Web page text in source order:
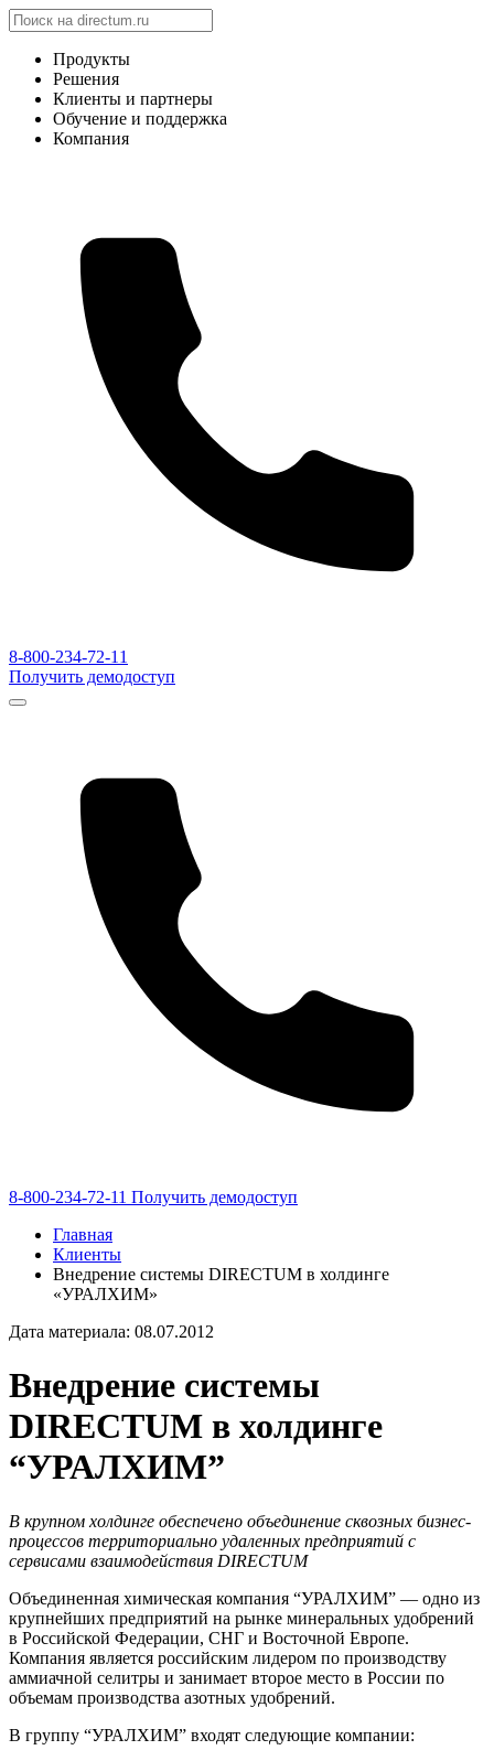
Продукты
Решения
Клиенты и партнеры
Обучение и поддержка
Компания
8-800-234-72-11
Получить демодоступ
8-800-234-72-11 Получить демодоступ
Главная
Клиенты
Внедрение системы DIRECTUM в холдинге
«УРАЛХИМ»
Дата материала: 08.07.2012
Внедрение системы
DIRECTUM в холдинге
“УРАЛХИМ”
В крупном холдинге обеспечено объединение сквозных бизнес-
процессов территориально удаленных предприятий с
сервисами взаимодействия DIRECTUM
Объединенная химическая компания “УРАЛХИМ” — одно из
крупнейших предприятий на рынке минеральных удобрений
в Российской Федерации, СНГ и Восточной Европе.
Компания является российским лидером по производству
аммиачной селитры и занимает второе место в России по
объемам производства азотных удобрений.
В группу “УРАЛХИМ” входят следующие компании: